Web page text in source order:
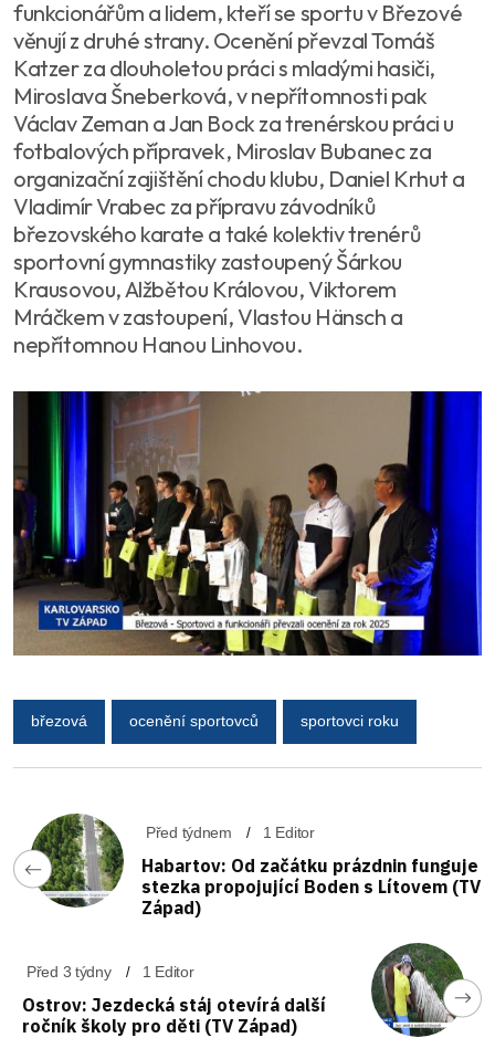
funkcionářům a lidem, kteří se sportu v Březové
věnují z druhé strany. Ocenění převzal Tomáš
Katzer za dlouholetou práci s mladými hasiči,
Miroslava Šneberková, v nepřítomnosti pak
Václav Zeman a Jan Bock za trenérskou práci u
fotbalových přípravek, Miroslav Bubanec za
organizační zajištění chodu klubu, Daniel Krhut a
Vladimír Vrabec za přípravu závodníků
březovského karate a také kolektiv trenérů
sportovní gymnastiky zastoupený Šárkou
Krausovou, Alžbětou Královou, Viktorem
Mráčkem v zastoupení, Vlastou Hänsch a
nepřítomnou Hanou Linhovou.
březová ocenění sportovců sportovci roku
Před týdnem 1 Editor
Habartov: Od začátku prázdnin funguje
stezka propojující Boden s Lítovem (TV
Západ)
Před 3 týdny 1 Editor
Ostrov: Jezdecká stáj otevírá další
ročník školy pro děti (TV Západ)